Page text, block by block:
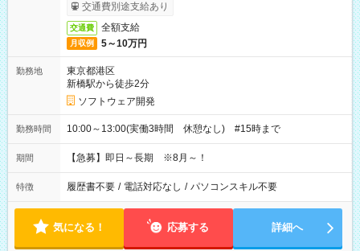
交通費別途支給あり
交通費 全額支給
月収例 5～10万円
勤務地
東京都港区
新橋駅から徒歩2分
ソフトウェア開発
勤務時間 10:00～13:00(実働3時間 休憩なし) #15時まで
期間 【急募】即日～長期 ※8月～！
特徴 履歴書不要 / 電話対応なし / パソコンスキル不要
気になる！ 応募する 詳細へ